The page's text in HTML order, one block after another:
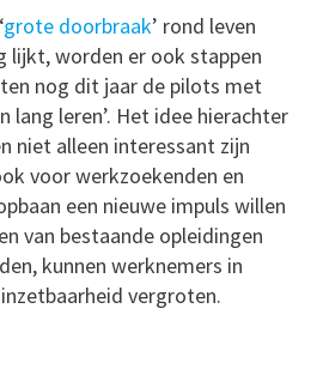
grote doorbraak’ rond leven
lijkt, worden er ook stappen
nog dit jaar de pilots met
lang leren’. Het idee hierachter
niet alleen interessant zijn
voor werkzoekenden en
een nieuwe impuls willen
van bestaande opleidingen
kunnen werknemers in
vergroten.